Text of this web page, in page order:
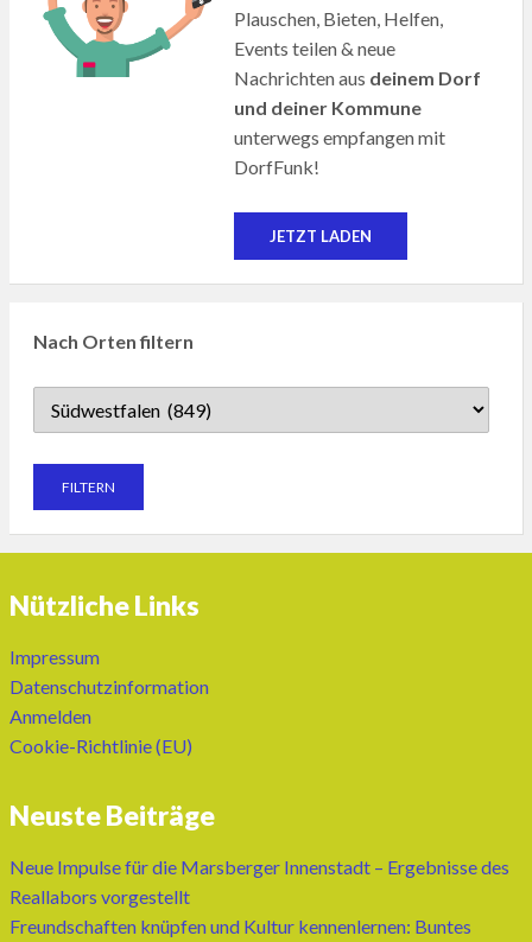
Plauschen, Bieten, Helfen,
Events teilen & neue
Nachrichten aus deinem Dorf
und deiner Kommune
unterwegs empfangen mit
DorfFunk!
JETZT LADEN
Nach Orten filtern
Nützliche Links
Impressum
Datenschutzinformation
Anmelden
Cookie-Richtlinie (EU)
Neuste Beiträge
Neue Impulse für die Marsberger Innenstadt – Ergebnisse des
Reallabors vorgestellt
Freundschaften knüpfen und Kultur kennenlernen: Buntes